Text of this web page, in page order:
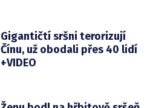
Gigantičtí sršni terorizují
Čínu, už obodali přes 40 lidí
+VIDEO